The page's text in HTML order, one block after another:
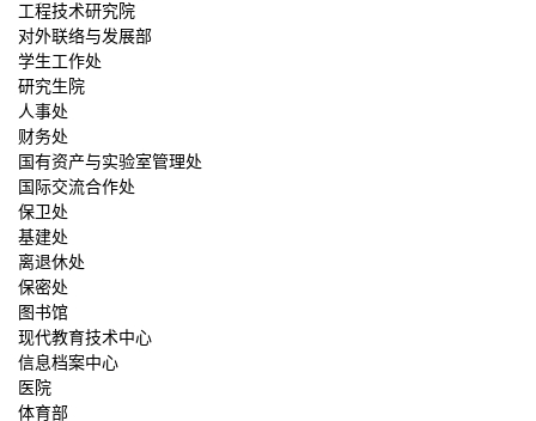
工程技术研究院
对外联络与发展部
学生工作处
研究生院
人事处
财务处
国有资产与实验室管理处
国际交流合作处
保卫处
基建处
离退休处
保密处
图书馆
现代教育技术中心
信息档案中心
医院
体育部